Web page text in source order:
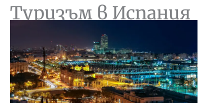
Туризъм в Испания